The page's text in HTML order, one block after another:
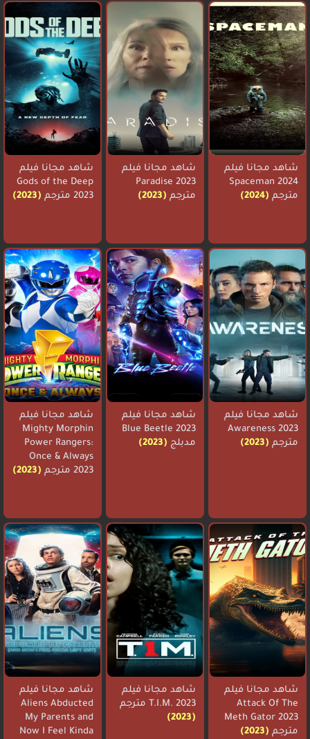
شاهد مجانا فيلم
Spaceman 2024
مترجم (2024)
شاهد مجانا فيلم
Paradise 2023
مترجم (2023)
شاهد مجانا فيلم
Gods of the Deep
2023 مترجم
(2023)
شاهد مجانا فيلم
Awareness 2023
مترجم (2023)
شاهد مجانا فيلم
Blue Beetle 2023
مدبلج (2023)
شاهد مجانا فيلم
Mighty Morphin
Power Rangers:
Once & Always
2023 مترجم
(2023)
شاهد مجانا فيلم
Attack Of The
Meth Gator 2023
مترجم (2023)
شاهد مجانا فيلم
T.I.M. 2023 مترجم
(2023)
شاهد مجانا فيلم
Aliens Abducted
My Parents and
Now I Feel Kinda